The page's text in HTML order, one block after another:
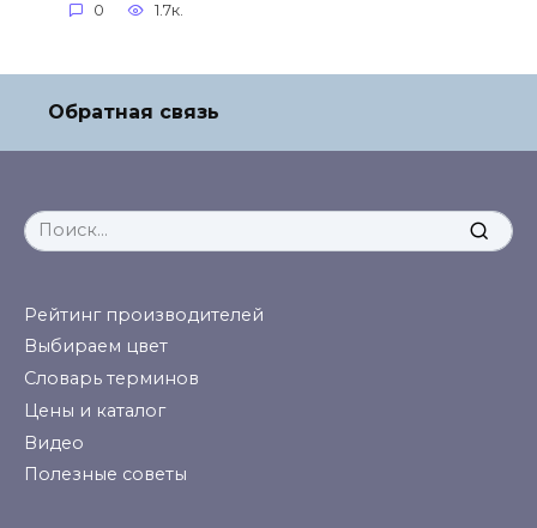
0 1.7к.
Обратная связь
Search
for:
Рейтинг производителей
Выбираем цвет
Словарь терминов
Цены и каталог
Видео
Полезные советы